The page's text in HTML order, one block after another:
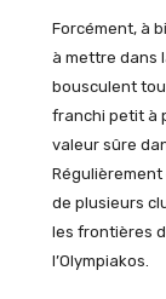
Forcément, à
à mettre dans
bousculent
franchi petit à
valeur sûre
de plusieurs
les frontières
l’Olympiakos.